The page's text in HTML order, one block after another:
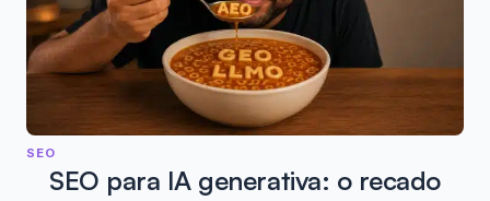
SEO
SEO para IA generativa: o recado